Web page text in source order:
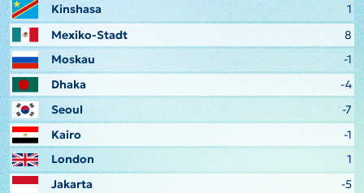
Kinshasa
1
Mexiko-Stadt
8
Moskau
-1
Dhaka
-4
Seoul
-7
Kairo
-1
London
1
Jakarta
-5